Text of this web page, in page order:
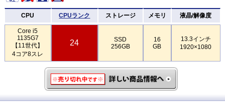
CPU CPUランク ストレージ メモリ 液晶/解像度
Core i5
1135G7
【11世代】
4コア8スレ
24
SSD
256GB
16
GB
13.3インチ
1920×1080